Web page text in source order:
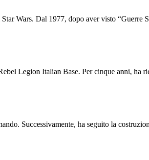
Wars. Dal 1977, dopo aver visto “Guerre
Legion Italian Base. Per cinque anni, ha
Successivamente, ha seguito la